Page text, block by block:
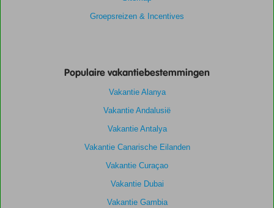
Groepsreizen & Incentives
Populaire vakantiebestemmingen
Vakantie Alanya
Vakantie Andalusië
Vakantie Antalya
Vakantie Canarische Eilanden
Vakantie Curaçao
Vakantie Dubai
Vakantie Gambia